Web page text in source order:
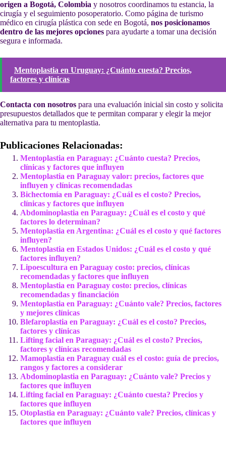
origen a Bogotá, Colombia y nosotros coordinamos tu estancia, la
cirugía y el seguimiento posoperatorio. Como página de turismo
médico en cirugía plástica con sede en Bogotá, nos posicionamos
dentro de las mejores opciones para ayudarte a tomar una decisión
segura e informada.
Mentoplastia en Uruguay: ¿Cuánto cuesta? Precios,
factores y clínicas
Contacta con nosotros para una evaluación inicial sin costo y solicita
presupuestos detallados que te permitan comparar y elegir la mejor
alternativa para tu mentoplastia.
Publicaciones Relacionadas:
Mentoplastia en Paraguay: ¿Cuánto cuesta? Precios,
clínicas y factores que influyen
Mentoplastia en Paraguay valor: precios, factores que
influyen y clínicas recomendadas
Bichectomía en Paraguay: ¿Cuál es el costo? Precios,
clínicas y factores que influyen
Abdominoplastia en Paraguay: ¿Cuál es el costo y qué
factores lo determinan?
Mentoplastia en Argentina: ¿Cuál es el costo y qué factores
influyen?
Mentoplastia en Estados Unidos: ¿Cuál es el costo y qué
factores influyen?
Lipoescultura en Paraguay costo: precios, clínicas
recomendadas y factores que influyen
Mentoplastia en Paraguay costo: precios, clínicas
recomendadas y financiación
Mentoplastia en Paraguay: ¿Cuánto vale? Precios, factores
y mejores clínicas
Blefaroplastia en Paraguay: ¿Cuál es el costo? Precios,
factores y clínicas
Lifting facial en Paraguay: ¿Cuál es el costo? Precios,
factores y clínicas recomendadas
Mamoplastia en Paraguay cuál es el costo: guía de precios,
rangos y factores a considerar
Abdominoplastia en Paraguay: ¿Cuánto vale? Precios y
factores que influyen
Lifting facial en Paraguay: ¿Cuánto cuesta? Precios y
factores que influyen
Otoplastia en Paraguay: ¿Cuánto vale? Precios, clínicas y
factores que influyen